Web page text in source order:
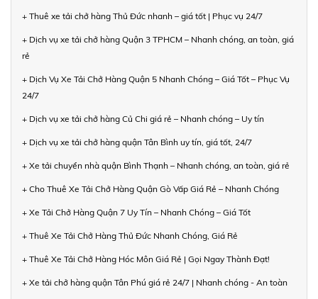
+ Thuê xe tải chở hàng Thủ Đức nhanh – giá tốt | Phục vụ 24/7
+ Dịch vụ xe tải chở hàng Quận 3 TPHCM – Nhanh chóng, an toàn, giá
rẻ
+ Dịch Vụ Xe Tải Chở Hàng Quận 5 Nhanh Chóng – Giá Tốt – Phục Vụ
24/7
+ Dịch vụ xe tải chở hàng Củ Chi giá rẻ – Nhanh chóng – Uy tín
+ Dịch vụ xe tải chở hàng quận Tân Bình uy tín, giá tốt, 24/7
+ Xe tải chuyển nhà quận Bình Thạnh – Nhanh chóng, an toàn, giá rẻ
+ Cho Thuê Xe Tải Chở Hàng Quận Gò Vấp Giá Rẻ – Nhanh Chóng
+ Xe Tải Chở Hàng Quận 7 Uy Tín – Nhanh Chóng – Giá Tốt
+ Thuê Xe Tải Chở Hàng Thủ Đức Nhanh Chóng, Giá Rẻ
+ Thuê Xe Tải Chở Hàng Hóc Môn Giá Rẻ | Gọi Ngay Thành Đạt!
+ Xe tải chở hàng quận Tân Phú giá rẻ 24/7 | Nhanh chóng - An toàn